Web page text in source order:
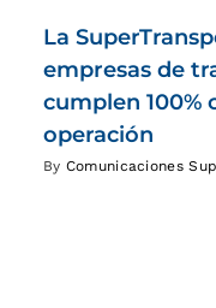
La
empresas de
cumplen 100%
operación
By Comunicaciones